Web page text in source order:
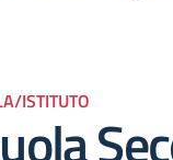
ISTITUTO